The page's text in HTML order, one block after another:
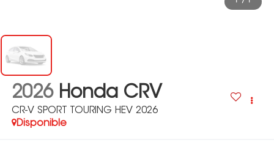
2026 Honda CRV
CR-V SPORT TOURING HEV 2026
Disponible